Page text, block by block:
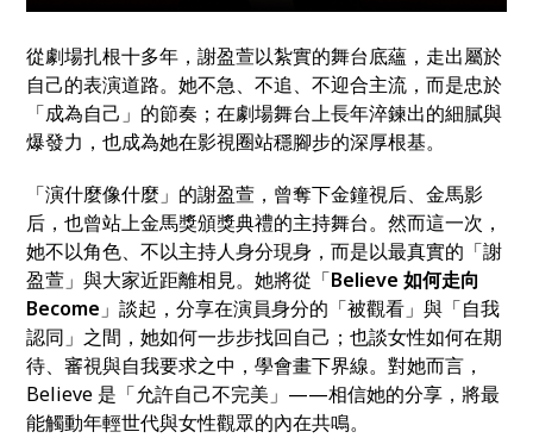
從劇場扎根十多年，謝盈萱以紮實的舞台底蘊，走出屬於
自己的表演道路。她不急、不追、不迎合主流，而是忠於
「成為自己」的節奏；在劇場舞台上長年淬鍊出的細膩與
爆發力，也成為她在影視圈站穩腳步的深厚根基。
「演什麼像什麼」的謝盈萱，曾奪下金鐘視后、金馬影
后，也曾站上金馬獎頒獎典禮的主持舞台。然而這一次，
她不以角色、不以主持人身分現身，而是以最真實的「謝
盈萱」與大家近距離相見。她將從「Believe 如何走向
Become」談起，分享在演員身分的「被觀看」與「自我
認同」之間，她如何一步步找回自己；也談女性如何在期
待、審視與自我要求之中，學會畫下界線。對她而言，
Believe 是「允許自己不完美」——相信她的分享，將最
能觸動年輕世代與女性觀眾的內在共鳴。